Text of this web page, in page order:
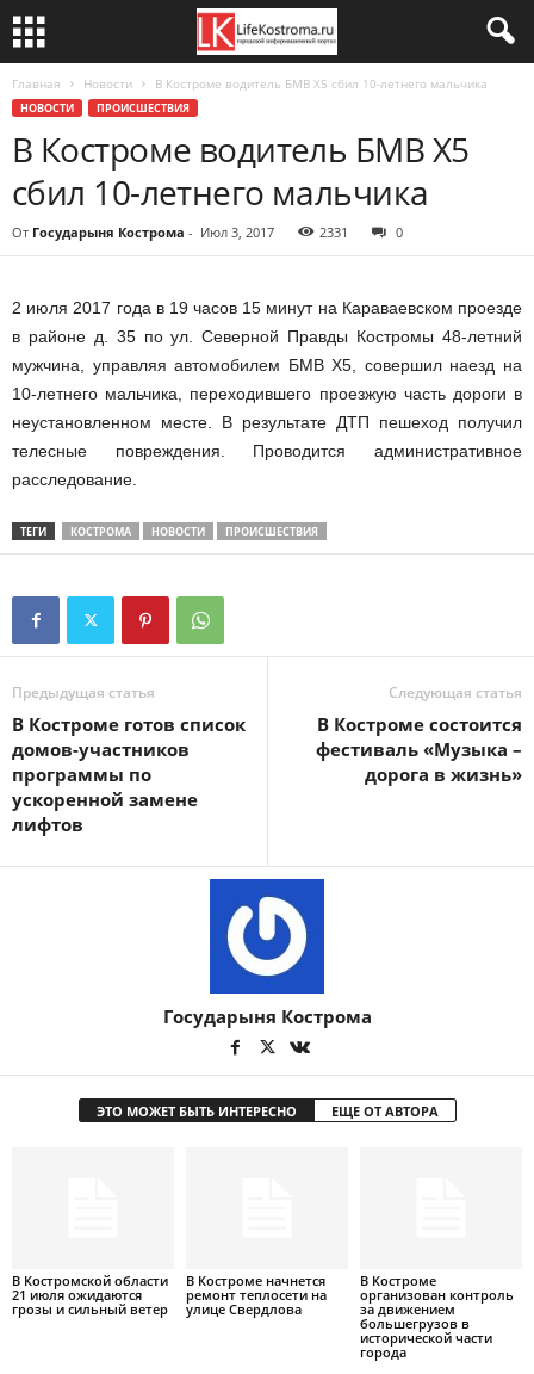
Главная Новости В Костроме водитель БМВ Х5 сбил 10-летнего мальчика
НОВОСТИ ПРОИСШЕСТВИЯ
В Костроме водитель БМВ Х5
сбил 10-летнего мальчика
От Государыня Кострома - Июл 3, 2017 2331 0
2 июля 2017 года в 19 часов 15 минут на Караваевском проезде
в районе д. 35 по ул. Северной Правды Костромы 48-летний
мужчина, управляя автомобилем БМВ Х5, совершил наезд на
10-летнего мальчика, переходившего проезжую часть дороги в
неустановленном месте. В результате ДТП пешеход получил
телесные повреждения. Проводится административное
расследование.
ТЕГИ КОСТРОМА НОВОСТИ ПРОИСШЕСТВИЯ
Предыдущая статья
В Костроме готов список
домов-участников
программы по
ускоренной замене
лифтов
Следующая статья
В Костроме состоится
фестиваль «Музыка –
дорога в жизнь»
Государыня Кострома
ЭТО МОЖЕТ БЫТЬ ИНТЕРЕСНО ЕЩЕ ОТ АВТОРА
В Костромской области
21 июля ожидаются
грозы и сильный ветер
В Костроме начнется
ремонт теплосети на
улице Свердлова
В Костроме
организован контроль
за движением
большегрузов в
исторической части
города